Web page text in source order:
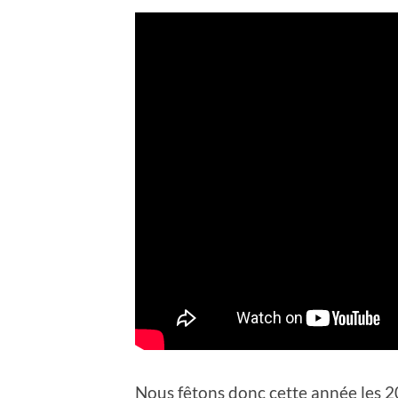
Nous fêtons donc cette année les